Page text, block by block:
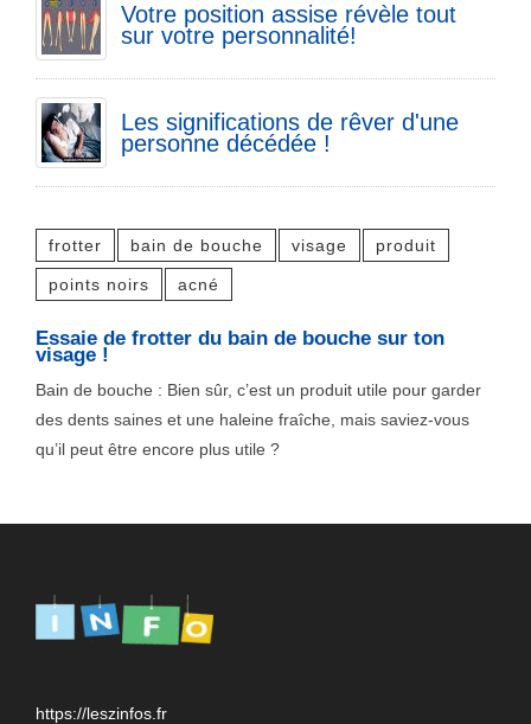
Votre position assise révèle tout
sur votre personnalité!
Les significations de rêver d'une
personne décédée !
frotter bain de bouche visage produit
points noirs acné
Essaie de frotter du bain de bouche sur ton
visage !
Bain de bouche : Bien sûr, c’est un produit utile pour garder
des dents saines et une haleine fraîche, mais saviez-vous
qu’il peut être encore plus utile ?
https://leszinfos.fr